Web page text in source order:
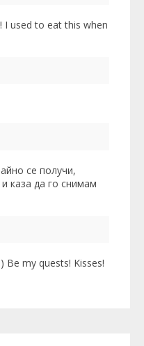
I used to eat this when
се получи,
каза да го снимам
Be my quests! Kisses!